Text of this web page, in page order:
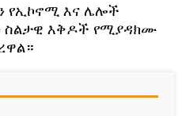
የኢኮኖሚ እና ሌሎች
እቅዶች የሚያዳክሙ